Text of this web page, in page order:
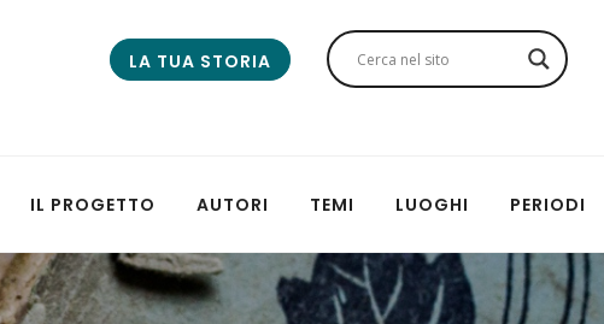
LA TUA STORIA
IL PROGETTO AUTORI TEMI LUOGHI PERIODI